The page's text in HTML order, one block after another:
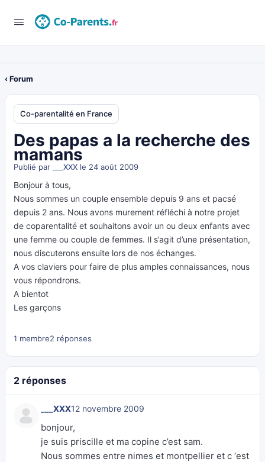
‹ Forum
Co-parentalité en France
Des papas a la recherche des
mamans
Publié par ___XXX le 24 août 2009
Bonjour à tous,
Nous sommes un couple ensemble depuis 9 ans et pacsé
depuis 2 ans. Nous avons murement réfléchi à notre projet
de coparentalité et souhaitons avoir un ou deux enfants avec
une femme ou couple de femmes. Il s’agit d’une présentation,
nous discuterons ensuite lors de nos échanges.
A vos claviers pour faire de plus amples connaissances, nous
vous répondrons.
A bientot
Les garçons
1 membre2 réponses
2 réponses
___XXX12 novembre 2009
bonjour,
je suis priscille et ma copine c’est sam.
Nous sommes entre nimes et montpellier et c ‘est